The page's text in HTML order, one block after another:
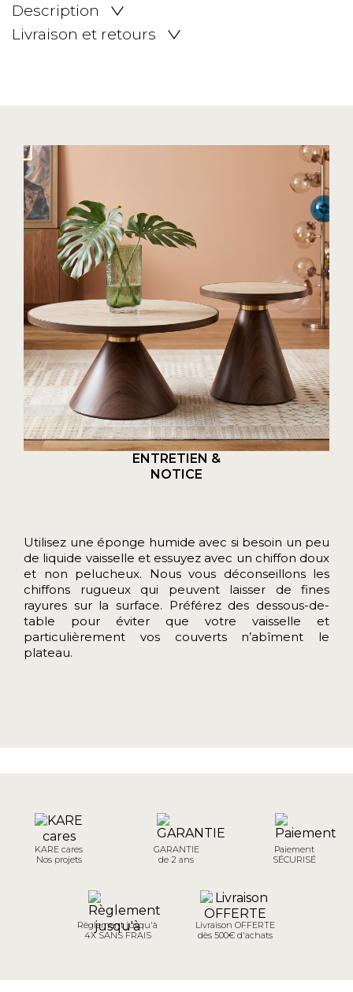
Description
Livraison et retours
ENTRETIEN &
NOTICE
Utilisez une éponge humide avec si besoin un peu
de liquide vaisselle et essuyez avec un chiffon doux
et non pelucheux. Nous vous déconseillons les
chiffons rugueux qui peuvent laisser de fines
rayures sur la surface. Préférez des dessous-de-
table pour éviter que votre vaisselle et
particulièrement vos couverts n’abîment le
plateau.
KARE cares
Nos projets
GARANTIE
de 2 ans
Paiement
SÉCURISÉ
Règlement jusqu'à
4X SANS FRAIS
Livraison OFFERTE
dès 500€ d'achats